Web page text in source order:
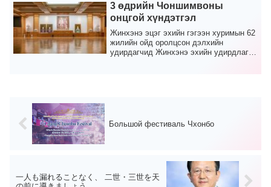
3 өдрийн Чоншимвоны
онцгой хүндэтгэл
Жинхэнэ эцэг эхийн гэгээн хуримын 62
жилийн ойд оролцсон дэлхийн
удирдагчид Жинхэнэ эхийн удирдлаган
Большой фестиваль Чхонбо
一人も漏れることなく、 二世・三世を天